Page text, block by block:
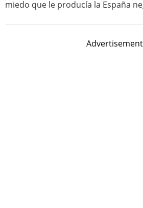
miedo que le producía la España
Advertisement